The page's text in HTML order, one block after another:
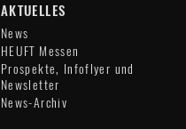
AKTUELLES
News
HEUFT Messen
Prospekte, Infoflyer und
Newsletter
News-Archiv